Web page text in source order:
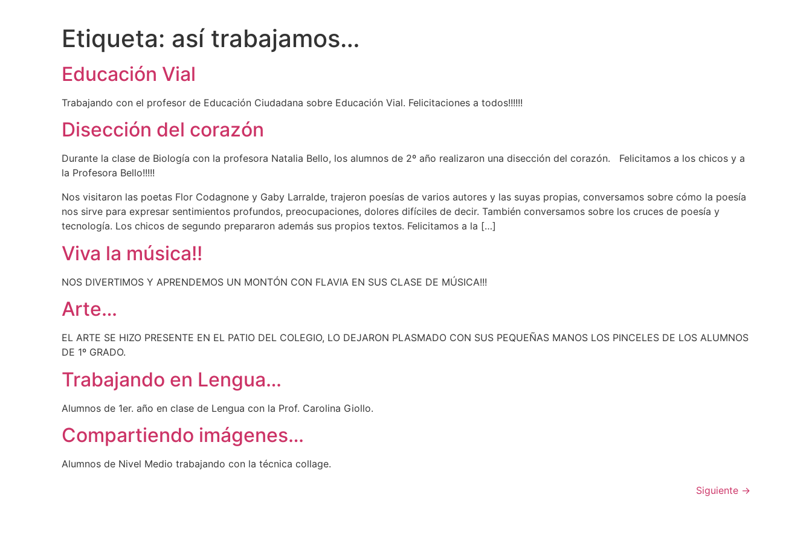
Etiqueta: así trabajamos…
Educación Vial
Trabajando con el profesor de Educación Ciudadana sobre Educación Vial. Felicitaciones a todos!!!!!!
Disección del corazón
Durante la clase de Biología con la profesora Natalia Bello, los alumnos de 2º año realizaron una disección del corazón. Felicitamos a los chicos y a
la Profesora Bello!!!!!
Nos visitaron las poetas Flor Codagnone y Gaby Larralde, trajeron poesías de varios autores y las suyas propias, conversamos sobre cómo la poesía
nos sirve para expresar sentimientos profundos, preocupaciones, dolores difíciles de decir. También conversamos sobre los cruces de poesía y
tecnología. Los chicos de segundo prepararon además sus propios textos. Felicitamos a la […]
Viva la música!!
NOS DIVERTIMOS Y APRENDEMOS UN MONTÓN CON FLAVIA EN SUS CLASE DE MÚSICA!!!
Arte…
EL ARTE SE HIZO PRESENTE EN EL PATIO DEL COLEGIO, LO DEJARON PLASMADO CON SUS PEQUEÑAS MANOS LOS PINCELES DE LOS ALUMNOS
DE 1º GRADO.
Trabajando en Lengua…
Alumnos de 1er. año en clase de Lengua con la Prof. Carolina Giollo.
Compartiendo imágenes…
Alumnos de Nivel Medio trabajando con la técnica collage.
Siguiente →